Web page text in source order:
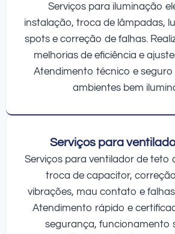
Serviços para iluminação
instalação, troca de lâmpadas,
spots e correção de falhas.
melhorias de eficiência e
Atendimento técnico e
ambientes bem
Serviços para
Serviços para ventilador de teto
troca de capacitor,
vibrações, mau contato e
Atendimento rápido e
segurança, funcionamento